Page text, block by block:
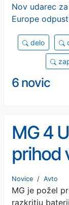
Nov udarec
Europe
delo
6 novic
MG 4
prihod
velikim
Novice / Avto
MG je požel
razkritju